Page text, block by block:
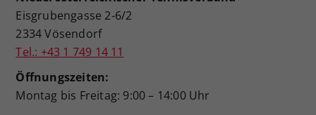
Eisgrubengasse 2-6/2
2334 Vösendorf
Tel.: +43 1 749 14 11
Öffnungszeiten:
Montag bis Freitag: 9:00 – 14:00 Uhr